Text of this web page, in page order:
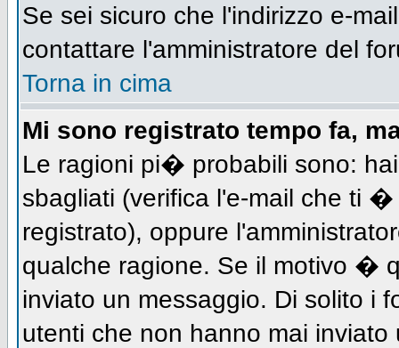
Se sei sicuro che l'indirizzo e-
contattare l'amministratore del
Torna in cima
Mi sono registrato tempo fa,
Le ragioni pi� probabili sono:
sbagliati (verifica l'e-mail che ti
registrato), oppure
qualche ragione. Se il motivo �
inviato un messaggio. Di solito i
utenti che non hanno mai